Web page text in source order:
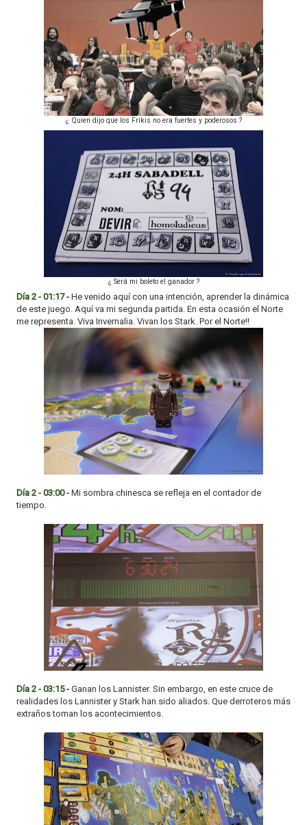
¿ Quien dijo que los Frikis no era fuertes y poderosos ?
¿ Será mi boleto el ganador ?
Día 2 - 01:17 - He venido aquí con una intención, aprender la dinámica
de este juego. Aquí va mi segunda partida. En esta ocasión el Norte
me representa. Viva Invernalia. Vivan los Stark. Por el Norte!!
Día 2 - 03:00 - Mi sombra chinesca se refleja en el contador de
tiempo.
Día 2 - 03:15 - Ganan los Lannister. Sin embargo, en este cruce de
realidades los Lannister y Stark han sido aliados. Que derroteros más
extraños toman los acontecimientos.